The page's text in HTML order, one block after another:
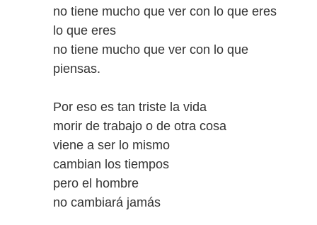
no tiene mucho que ver con lo que eres
lo que eres
no tiene mucho que ver con lo que
piensas.
Por eso es tan triste la vida
morir de trabajo o de otra cosa
viene a ser lo mismo
cambian los tiempos
pero el hombre
no cambiará jamás